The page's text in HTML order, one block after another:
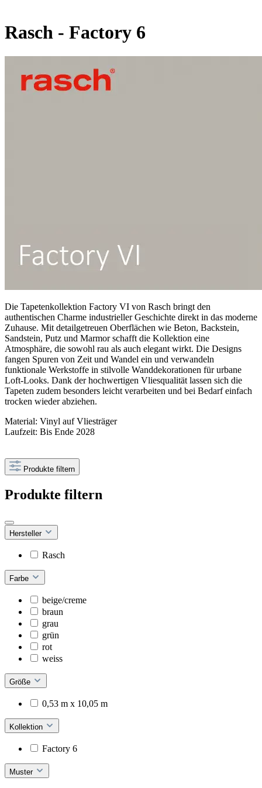
Rasch - Factory 6
Die Tapetenkollektion Factory VI von Rasch bringt den
authentischen Charme industrieller Geschichte direkt in das moderne
Zuhause. Mit detailgetreuen Oberflächen wie Beton, Backstein,
Sandstein, Putz und Marmor schafft die Kollektion eine
Atmosphäre, die sowohl rau als auch elegant wirkt. Die Designs
fangen Spuren von Zeit und Wandel ein und verwandeln
funktionale Werkstoffe in stilvolle Wanddekorationen für urbane
Loft-Looks. Dank der hochwertigen Vliesqualität lassen sich die
Tapeten zudem besonders leicht verarbeiten und bei Bedarf einfach
trocken wieder abziehen.
Material: Vinyl auf Vliesträger
Laufzeit: Bis Ende 2028
Produkte filtern
Produkte filtern
Hersteller
Rasch
Farbe
beige/creme
braun
grau
grün
rot
weiss
Größe
0,53 m x 10,05 m
Kollektion
Factory 6
Muster